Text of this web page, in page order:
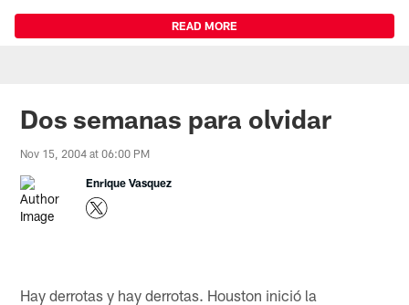
READ MORE
Dos semanas para olvidar
Nov 15, 2004 at 06:00 PM
Enrique Vasquez
Hay derrotas y hay derrotas. Houston inició la